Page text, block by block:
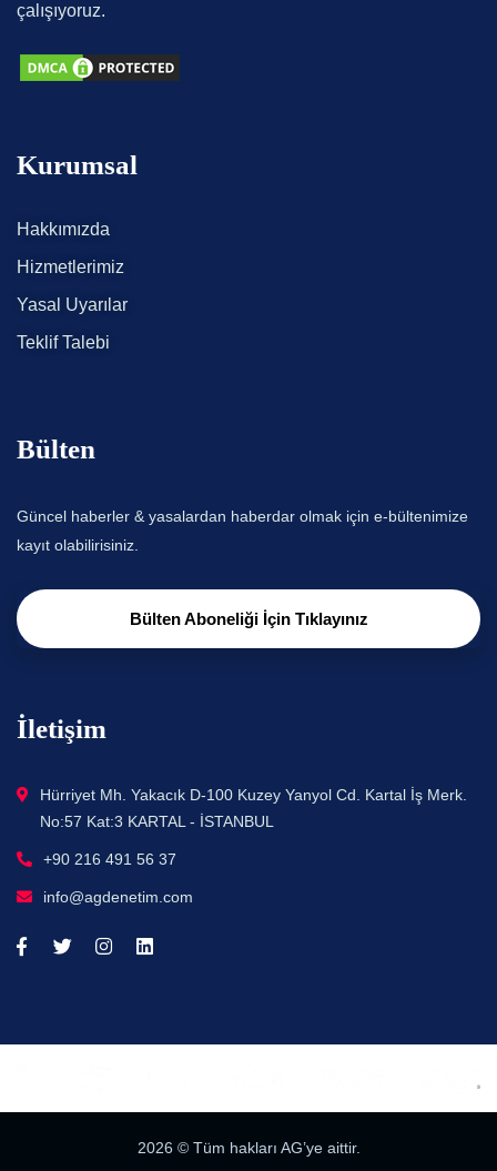
çalışıyoruz.
Kurumsal
Hakkımızda
Hizmetlerimiz
Yasal Uyarılar
Teklif Talebi
Bülten
Güncel haberler & yasalardan haberdar olmak için e-bültenimize
kayıt olabilirisiniz.
Bülten Aboneliği İçin Tıklayınız
İletişim
Hürriyet Mh. Yakacık D-100 Kuzey Yanyol Cd. Kartal İş Merk.
No:57 Kat:3 KARTAL - İSTANBUL
+90 216 491 56 37
info@agdenetim.com
2026 © Tüm hakları AG’ye aittir.